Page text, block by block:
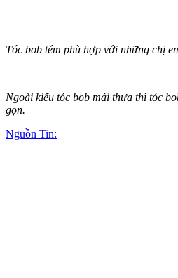
Tóc bob tém phù hợp với những chị
Ngoài kiểu tóc bob mái thưa thì tóc
gọn.
Nguồn Tin: